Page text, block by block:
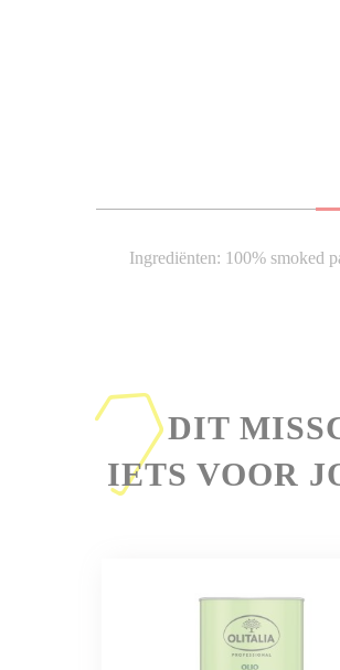
Ingrediënten: 100% smoked
DIT
IETS VOOR